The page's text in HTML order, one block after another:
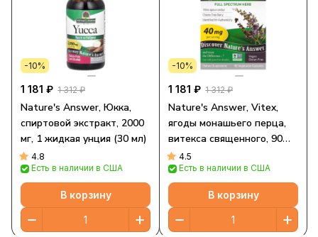
-10%
1 181 ₽ 1 312 ₽
Nature's Answer, Юкка,
спиртовой экстракт, 2000
мг, 1 жидкая унция (30 мл)
4.8
Есть в наличии в США
В корзину
-10%
1 181 ₽ 1 312 ₽
Nature's Answer, Vitex,
ягоды монашьего перца,
витекса священного, 90
вегетарианских капсул
4.5
Есть в наличии в США
В корзину